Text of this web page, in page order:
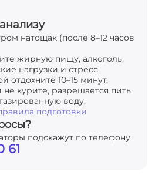
натощак (после 8–12 часов
жирную пищу, алкоголь,
нагрузки и стресс.
отдохните 10–15 минут.
не курите, разрешается пить
воду.
подготовки
подскажут по телефону
61